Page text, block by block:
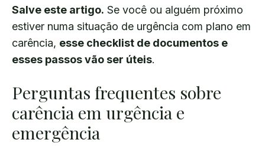
Salve este artigo. Se você ou alguém próximo
estiver numa situação de urgência com plano em
carência, esse checklist de documentos e
esses passos vão ser úteis.
Perguntas frequentes sobre
carência em urgência e
emergência